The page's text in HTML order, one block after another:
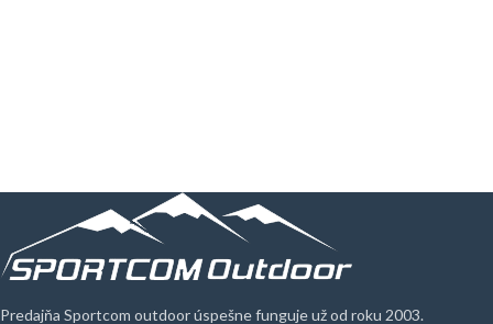
Predajňa Sportcom outdoor úspešne funguje už od roku 2003.